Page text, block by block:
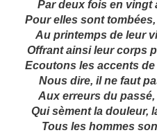
Par deux fois en vingt
Pour elles sont
Au printemps de leur
Offrant ainsi leur corps
Ecoutons les accents
Nous dire, il ne faut
Aux erreurs du
Qui sèment la douleur,
Tous les hommes